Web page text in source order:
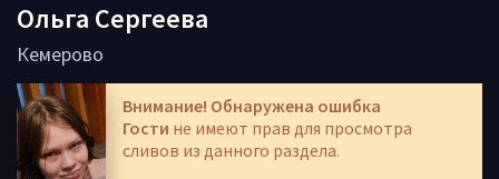
Ольга Сергеева
Кемерово
Внимание! Обнаружена ошибка
Гости не имеют прав для просмотра
сливов из данного раздела.